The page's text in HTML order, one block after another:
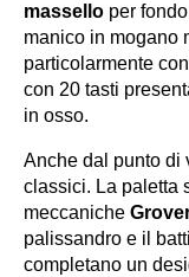
massello per
manico in mogano
particolarmente
con 20 tasti
in osso.
Anche dal punto di
classici. La paletta
meccaniche
palissandro e il
completano un